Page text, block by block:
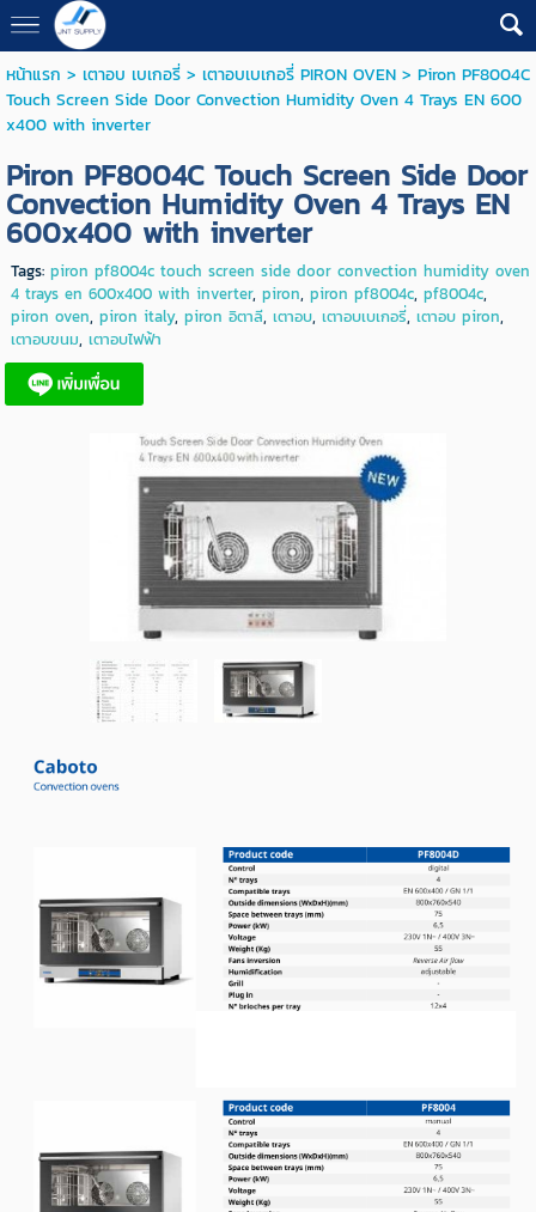
หน้าแรก > เตาอบ เบเกอรี่> เตาอบเบเกอรี่ PIRON OVEN> Piron PF8004C
Touch Screen Side Door Convection Humidity Oven 4 Trays EN 600
x400 with inverter
Piron PF8004C Touch Screen Side Door
Convection Humidity Oven 4 Trays EN
600x400 with inverter
Tags: piron pf8004c touch screen side door convection humidity oven
4 trays en 600x400 with inverter, piron, piron pf8004c, pf8004c,
piron oven, piron italy, piron อิตาลี, เตาอบ, เตาอบเบเกอรี่, เตาอบ piron,
เตาอบขนม, เตาอบไฟฟ้า